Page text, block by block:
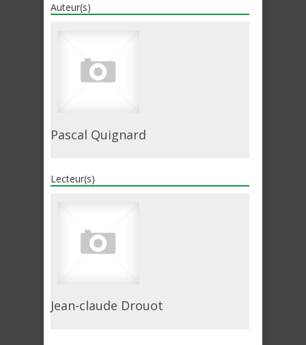
Auteur(s)
Pascal Quignard
Lecteur(s)
Jean-claude Drouot